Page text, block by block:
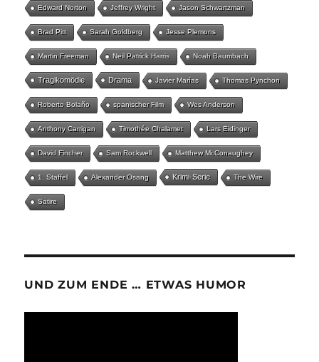
Edward Norton Jeffrey Wright Jason Schwartzman
Brad Pitt Sarah Goldberg Jesse Plemons
Martin Freeman Neil Patrick Harris Noah Baumbach
Tragikomödie Drama Javier Marías Thomas Pynchon
Roberto Bolaño spanischer Film Wes Anderson
Anthony Carrigan Timothée Chalamet Lars Eidinger
David Fincher Sam Rockwell Matthew McConaughey
1. Staffel Alexander Osang Krimi-Serie The Wire
Satire
UND ZUM ENDE … ETWAS HUMOR